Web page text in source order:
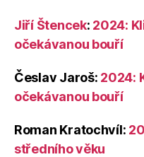
Jiří Štencek: 2024:
očekávanou bouří
Česlav Jaroš: 2024:
očekávanou bouří
Roman Kratochvíl:
středního věku